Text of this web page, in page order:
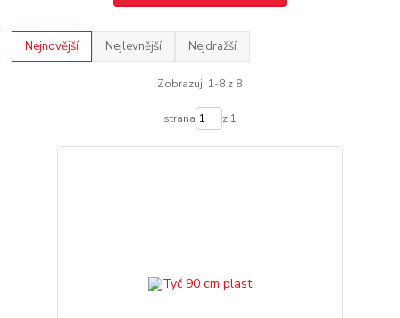
Nejnovější Nejlevnější Nejdražší
Zobrazuji 1-8 z 8
strana z 1